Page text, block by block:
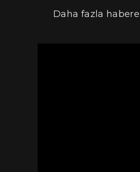
Daha fazla habere